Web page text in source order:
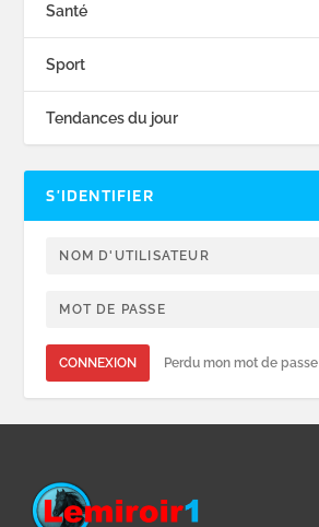
Santé
Sport
Tendances du jour
S’IDENTIFIER
CONNEXION Perdu mon mot de passe